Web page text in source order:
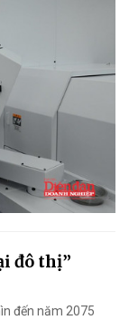
đô thị”
đến năm 2075